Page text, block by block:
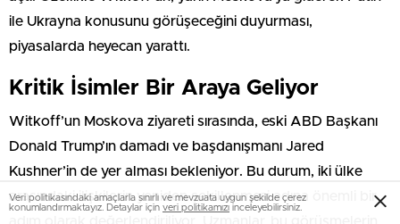
ile Ukrayna konusunu görüşeceğini duyurması,
piyasalarda heyecan yarattı.
Kritik İsimler Bir Araya Geliyor
Witkoff’un Moskova ziyareti sırasında, eski ABD Başkanı
Donald Trump’ın damadı ve başdanışmanı Jared
Kushner’in de yer alması bekleniyor. Bu durum, iki ülke
arasındaki ilişkilerin yeniden şekillenmesi adına önemli bir
Veri politikasındaki amaçlarla sınırlı ve mevzuata uygun şekilde çerez
konumlandırmaktayız. Detaylar için veri politikamızı inceleyebilirsiniz.